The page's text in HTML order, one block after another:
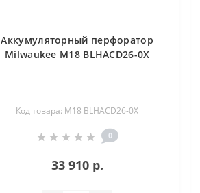
Аккумуляторный перфоратор
Milwaukee M18 BLHACD26-0X
Код товара: M18 BLHACD26-0X
0
33 910 р.